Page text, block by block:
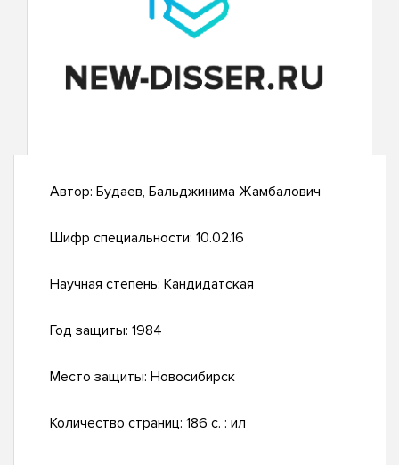
Автор: Будаев, Бальджинима Жамбалович
Шифр специальности: 10.02.16
Научная степень: Кандидатская
Год защиты: 1984
Место защиты: Новосибирск
Количество страниц: 186 c. : ил